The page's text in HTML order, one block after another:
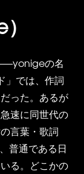
の名
」では、作詞
った。あるが
速に同世代の
言葉・歌詞
普通である日
る。どこかの